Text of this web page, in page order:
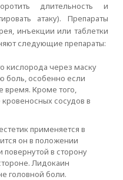
длительность и
атаку). Препараты
инъекции или таблетки
следующие препараты:
кислорода через маску
боль, особенно если
время. Кроме того,
сосудов в
применяется в
он в положении
повернутой в сторону
Лидокаин
головной боли.